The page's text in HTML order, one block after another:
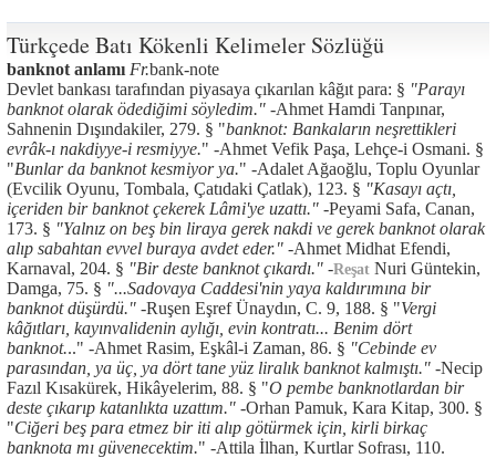
Türkçede Batı Kökenli Kelimeler Sözlüğü
banknot anlamı Fr.bank-note
Devlet bankası tarafından piyasaya çıkarılan kâğıt para: § "Parayı
banknot olarak ödediğimi söyledim." -Ahmet Hamdi Tanpınar,
Sahnenin Dışındakiler, 279. § "banknot: Bankaların neşrettikleri
evrâk-ı nakdiyye-i resmiyye." -Ahmet Vefik Paşa, Lehçe-i Osmani. §
"Bunlar da banknot kesmiyor ya." -Adalet Ağaoğlu, Toplu Oyunlar
(Evcilik Oyunu, Tombala, Çatıdaki Çatlak), 123. § "Kasayı açtı,
içeriden bir banknot çekerek Lâmi'ye uzattı." -Peyami Safa, Canan,
173. § "Yalnız on beş bin liraya gerek nakdi ve gerek banknot olarak
alıp sabahtan evvel buraya avdet eder." -Ahmet Midhat Efendi,
Karnaval, 204. § "Bir deste banknot çıkardı." -Reşat Nuri Güntekin,
Damga, 75. § "...Sadovaya Caddesi'nin yaya kaldırımına bir
banknot düşürdü." -Ruşen Eşref Ünaydın, C. 9, 188. § "Vergi
kâğıtları, kayınvalidenin aylığı, evin kontratı... Benim dört
banknot..." -Ahmet Rasim, Eşkâl-i Zaman, 86. § "Cebinde ev
parasından, ya üç, ya dört tane yüz liralık banknot kalmıştı." -Necip
Fazıl Kısakürek, Hikâyelerim, 88. § "O pembe banknotlardan bir
deste çıkarıp katanlıkta uzattım." -Orhan Pamuk, Kara Kitap, 300. §
"Ciğeri beş para etmez bir iti alıp götürmek için, kirli birkaç
banknota mı güvenecektim." -Attila İlhan, Kurtlar Sofrası, 110.